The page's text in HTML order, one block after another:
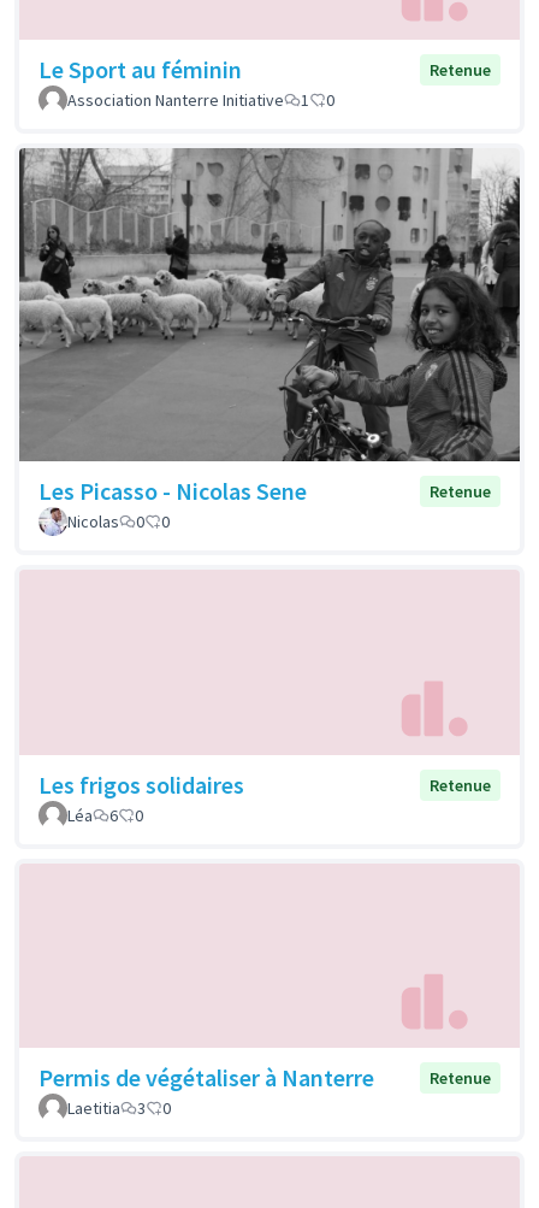
Le Sport au féminin
Retenue
Association Nanterre Initiative
1 0
Les Picasso - Nicolas Sene
Retenue
Nicolas
0 0
Les frigos solidaires
Retenue
Léa
6 0
Permis de végétaliser à Nanterre
Retenue
Laetitia
3 0